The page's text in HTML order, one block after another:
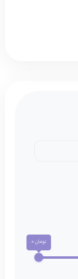
تومان 0